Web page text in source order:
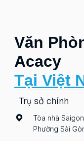
Văn
Acacy
Tại Việt
Trụ sở chính
Tòa nhà
Phường Sài